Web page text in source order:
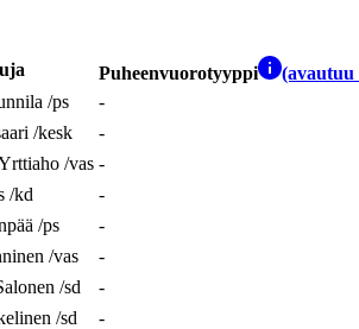
Puheenvuorotyyppi (avautuu
/ps -
/kesk -
/vas -
/kd -
/ps -
/vas -
/sd -
/sd -